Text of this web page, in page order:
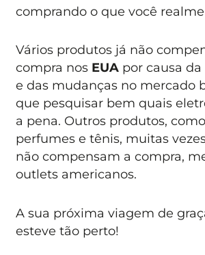
comprando o que você
Vários produtos já não
compra nos EUA por causa
e das mudanças no mercado
que pesquisar bem quais
a pena. Outros produtos,
perfumes e tênis, muitas
não compensam a compra,
outlets americanos.
A sua próxima viagem de
esteve tão perto!